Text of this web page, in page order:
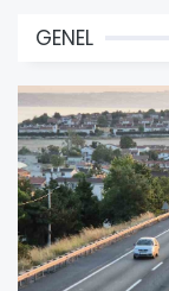
GENEL